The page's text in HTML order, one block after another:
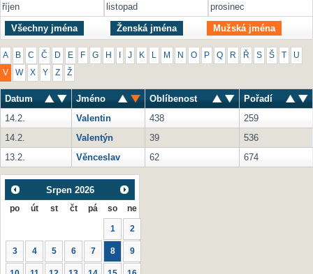
říjen
listopad prosinec
Všechny jména Ženská jména Mužská jména
A B C Č D E F G H J K M N O P Q R Ř S Š U
V W X Y Z Ž
Datum Jméno Oblíbenost
Pořadí
14.2.
Valentin 438
259
14.2.
Valentýn 39
536
13.2.
Věnceslav 62 674
Srpen 2026
po út st čt pá so ne
1 2
3 4 5 6 7 8 9